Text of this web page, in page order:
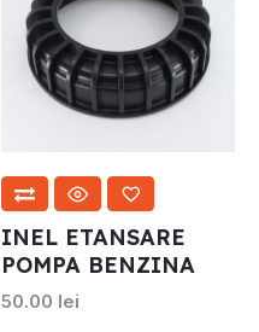
INEL ETANSARE
POMPA BENZINA
50.00 lei